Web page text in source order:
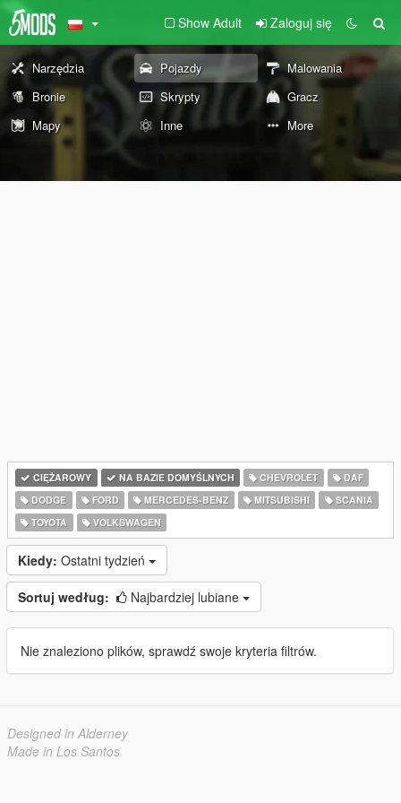
Show Adult Zaloguj się
Narzędzia Pojazdy
Malowania
Bronie
Skrypty
Gracz
Mapy
Inne More
CIĘŻAROWY NA BAZIE DOMYŚLNYCH CHEVROLET
DAF
DODGE
FORD MERCEDES-BENZ MITSUBISHI
SCANIA
TOYOTA
VOLKSWAGEN
Kiedy: Ostatni tydzień
Sortuj według: Najbardziej lubiane
Nie znaleziono plików, sprawdź swoje kryteria filtrów.
Designed in Alderney
Made in Los Santos